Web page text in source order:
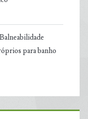
para banho